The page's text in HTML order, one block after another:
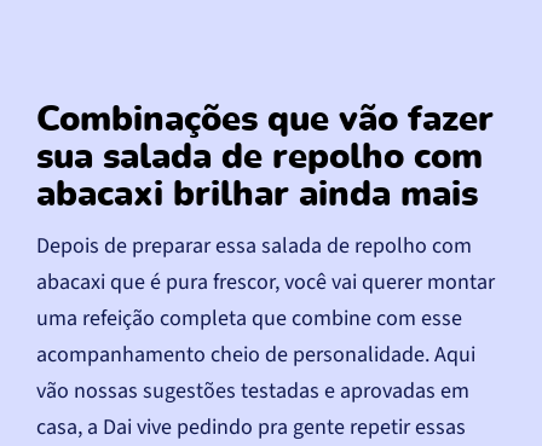
Combinações que vão fazer
sua salada de repolho com
abacaxi brilhar ainda mais
Depois de preparar essa salada de repolho com
abacaxi que é pura frescor, você vai querer montar
uma refeição completa que combine com esse
acompanhamento cheio de personalidade. Aqui
vão nossas sugestões testadas e aprovadas em
casa, a Dai vive pedindo pra gente repetir essas